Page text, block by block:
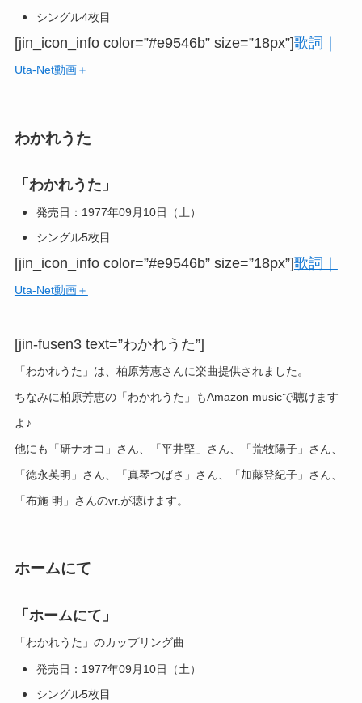
シングル4枚目
[jin_icon_info color=”#e9546b” size=”18px”]歌詞｜
Uta-Net動画＋
わかれうた
「わかれうた」
発売日：1977年09月10日（土）
シングル5枚目
[jin_icon_info color=”#e9546b” size=”18px”]歌詞｜
Uta-Net動画＋
[jin-fusen3 text=”わかれうた”]
「わかれうた」は、柏原芳恵さんに楽曲提供されました。
ちなみに柏原芳恵の「わかれうた」もAmazon musicで聴けます
よ♪
他にも「研ナオコ」さん、「平井堅」さん、「荒牧陽子」さん、
「徳永英明」さん、「真琴つばさ」さん、「加藤登紀子」さん、
「布施 明」さんのvr.が聴けます。
ホームにて
「ホームにて」
「わかれうた」のカップリング曲
発売日：1977年09月10日（土）
シングル5枚目